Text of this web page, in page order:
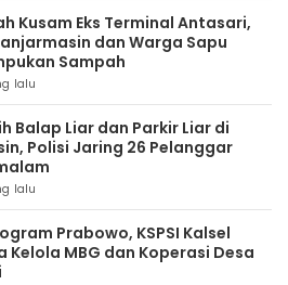
Kusam Eks Terminal Antasari,
dan Warga Sapu
Sampah
lalu
Balap Liar dan Parkir Liar di
Polisi Jaring 26 Pelanggar
lalu
Prabowo, KSPSI Kalsel
Kelola MBG dan Koperasi Desa